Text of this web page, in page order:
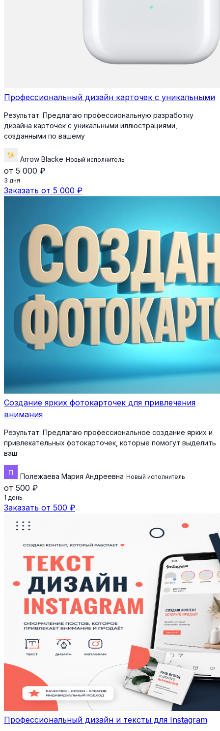
Профессиональный дизайн карточек с уникальными
Результат: Предлагаю профессиональную разработку
дизайна карточек с уникальными иллюстрациями,
созданными по вашему
Arrow Blacke Новый исполнитель
от 5 000 ₽
3 дня
Заказать от 5 000 ₽
Создание ярких фотокарточек для привлечения
внимания
Результат: Предлагаю профессиональное создание ярких и
привлекательных фотокарточек, которые помогут выделить
ваш
Полежаева Мария Андреевна Новый исполнитель
от 500 ₽
1 день
Заказать от 500 ₽
Профессиональный дизайн и тексты для Instagram